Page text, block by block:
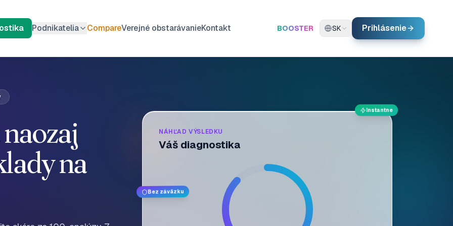
Podnikatelia CompareVerejné obstarávanieKontakt BOOSTER SK Prihlásenie
na
NÁHĽAD VÝSLEDKU
Váš diagnostika
Instantne
Bez záväzku